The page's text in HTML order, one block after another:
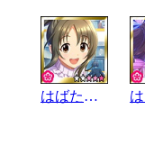
はばたきﾐﾗｲ